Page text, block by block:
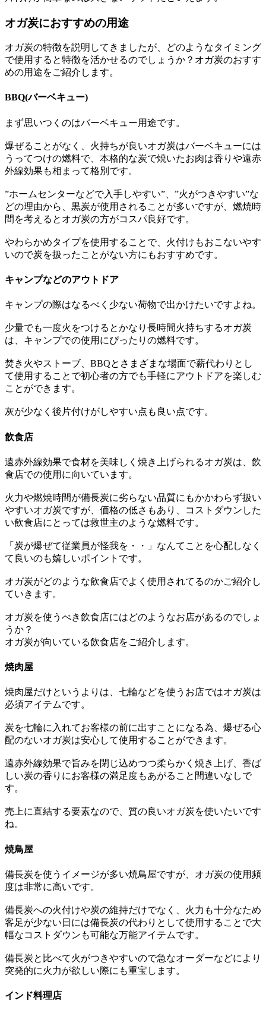
オガ炭におすすめの用途
オガ炭の特徴を説明してきましたが、どのようなタイミング
で使用すると特徴を活かせるのでしょうか？オガ炭のおすす
めの用途をご紹介します。
BBQ(バーベキュー)
まず思いつくのはバーベキュー用途です。
爆ぜることがなく、火持ちが良いオガ炭はバーベキューには
うってつけの燃料で、本格的な炭で焼いたお肉は香りや遠赤
外線効果も相まって格別です。
”ホームセンターなどで入手しやすい”、”火がつきやすい”な
どの理由から、黒炭が使用されることが多いですが、燃焼時
間を考えるとオガ炭の方がコスパ良好です。
やわらかめタイプを使用することで、火付けもおこないやす
いので炭を扱ったことがない方にもおすすめです。
キャンプなどのアウトドア
キャンプの際はなるべく少ない荷物で出かけたいですよね。
少量でも一度火をつけるとかなり長時間火持ちするオガ炭
は、キャンプでの使用にぴったりの燃料です。
焚き火やストーブ、BBQとさまざまな場面で薪代わりとし
て使用することで初心者の方でも手軽にアウトドアを楽しむ
ことができます。
灰が少なく後片付けがしやすい点も良い点です。
飲食店
遠赤外線効果で食材を美味しく焼き上げられるオガ炭は、飲
食店での使用に向いています。
火力や燃焼時間が備長炭に劣らない品質にもかかわらず扱い
やすいオガ炭ですが、価格の低さもあり、コストダウンした
い飲食店にとっては救世主のような燃料です。
「炭が爆ぜて従業員が怪我を・・」なんてことを心配しなく
て良いのも嬉しいポイントです。
オガ炭がどのような飲食店でよく使用されてるのかご紹介し
ていきます。
オガ炭を使うべき飲食店にはどのようなお店があるのでしょ
うか？
オガ炭が向いている飲食店をご紹介します。
焼肉屋
焼肉屋だけというよりは、七輪などを使うお店ではオガ炭は
必須アイテムです。
炭を七輪に入れてお客様の前に出すことになる為、爆ぜる心
配のないオガ炭は安心して使用することができます。
遠赤外線効果で旨みを閉じ込めつつ柔らかく焼き上げ、香ば
しい炭の香りにお客様の満足度もあがること間違いなしで
す。
売上に直結する要素なので、質の良いオガ炭を使いたいです
ね。
焼鳥屋
備長炭を使うイメージが多い焼鳥屋ですが、オガ炭の使用頻
度は非常に高いです。
備長炭への火付けや炭の維持だけでなく、火力も十分なため
客足が少ない日には備長炭の代わりとして使用することで大
幅なコストダウンも可能な万能アイテムです。
備長炭と比べて火がつきやすいので急なオーダーなどにより
突発的に火力が欲しい際にも重宝します。
インド料理店